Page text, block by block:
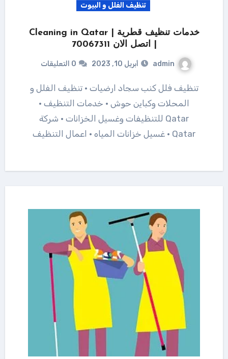
تنظيف الفلل و البيوت
خدمات تنظيف قطرية | Cleaning in Qatar
| اتصل الان 70067311
admin أبريل 10, 2023 0 التعليقات
تنظيف فلل كنب سجاد ارضيات · تنظيف الفلل و
المحلات وكباين حوش · خدمات التنظيف ·
Qatar للتنظيفات وغسيل الخزانات · شركة
Qatar · غسيل خزانات المياه · اعمال التنظيف